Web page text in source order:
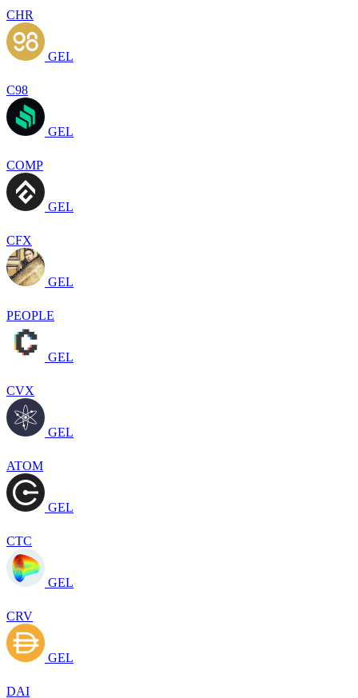
CHR
GEL
C98
GEL
COMP
GEL
CFX
GEL
PEOPLE
GEL
CVX
GEL
ATOM
GEL
CTC
GEL
CRV
GEL
DAI